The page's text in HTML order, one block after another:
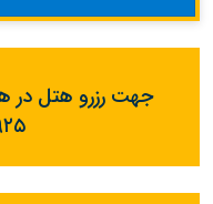
جهت رزرو هتل در